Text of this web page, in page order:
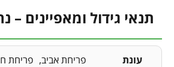
תנאי גידול ומאפיינים –
עונת
פריחת אביב פריחת